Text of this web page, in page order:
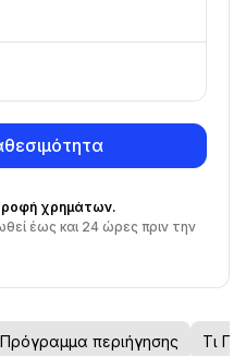
χρημάτων.
έως και 24 ώρες πριν την
Πρόγραμμα περιήγησης Τι